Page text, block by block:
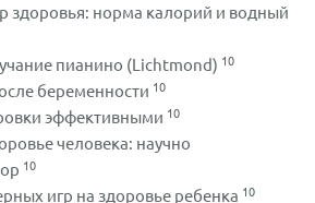
здоровья: норма калорий и водный
пианино (Lichtmond) 10
беременности 10
эффективными 10
человека: научно
10
игр на здоровье ребенка 10